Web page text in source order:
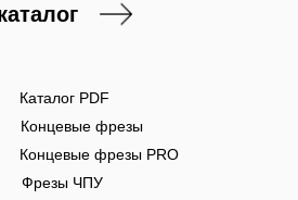
Концевые фрезы
Каталог PDF
Концевые фрезы PRO
Фрезы ЧПУ